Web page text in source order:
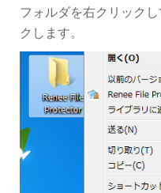
フォルダを右クリックし
クします。